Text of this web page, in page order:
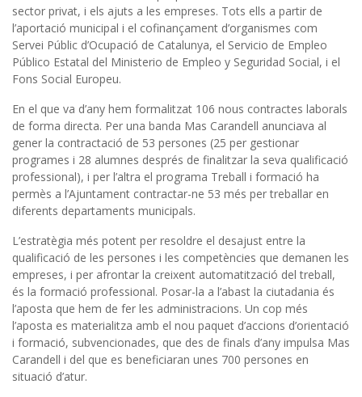
sector privat, i els ajuts a les empreses. Tots ells a partir de
l’aportació municipal i el cofinançament d’organismes com
Servei Públic d’Ocupació de Catalunya, el Servicio de Empleo
Público Estatal del Ministerio de Empleo y Seguridad Social, i el
Fons Social Europeu.
En el que va d’any hem formalitzat 106 nous contractes laborals
de forma directa. Per una banda Mas Carandell anunciava al
gener la contractació de 53 persones (25 per gestionar
programes i 28 alumnes després de finalitzar la seva qualificació
professional), i per l’altra el programa Treball i formació ha
permès a l’Ajuntament contractar-ne 53 més per treballar en
diferents departaments municipals.
L’estratègia més potent per resoldre el desajust entre la
qualificació de les persones i les competències que demanen les
empreses, i per afrontar la creixent automatització del treball,
és la formació professional. Posar-la a l’abast la ciutadania és
l’aposta que hem de fer les administracions. Un cop més
l’aposta es materialitza amb el nou paquet d’accions d’orientació
i formació, subvencionades, que des de finals d’any impulsa Mas
Carandell i del que es beneficiaran unes 700 persones en
situació d’atur.